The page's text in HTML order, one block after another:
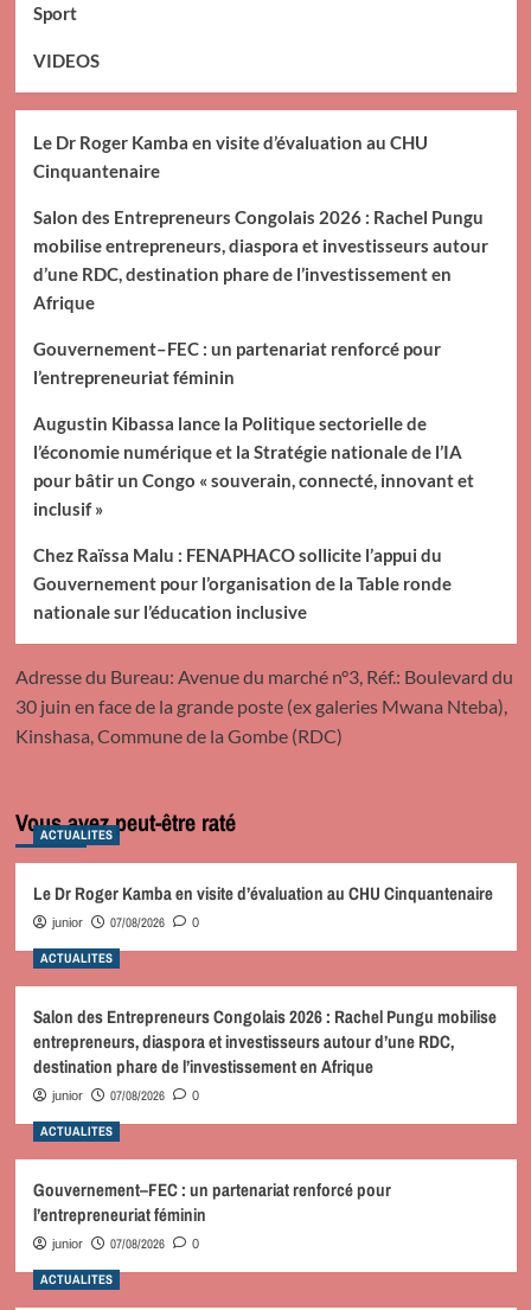
Sport
VIDEOS
Le Dr Roger Kamba en visite d’évaluation au CHU
Cinquantenaire
Salon des Entrepreneurs Congolais 2026 : Rachel Pungu
mobilise entrepreneurs, diaspora et investisseurs autour
d’une RDC, destination phare de l’investissement en
Afrique
Gouvernement–FEC : un partenariat renforcé pour
l’entrepreneuriat féminin
Augustin Kibassa lance la Politique sectorielle de
l’économie numérique et la Stratégie nationale de l’IA
pour bâtir un Congo « souverain, connecté, innovant et
inclusif »
Chez Raïssa Malu : FENAPHACO sollicite l’appui du
Gouvernement pour l’organisation de la Table ronde
nationale sur l’éducation inclusive
Adresse du Bureau: Avenue du marché n°3, Réf.: Boulevard du
30 juin en face de la grande poste (ex galeries Mwana Nteba),
Kinshasa, Commune de la Gombe (RDC)
Vous avez peut-être raté
ACTUALITES
Le Dr Roger Kamba en visite d’évaluation au CHU Cinquantenaire
junior 07/08/2026 0
ACTUALITES
Salon des Entrepreneurs Congolais 2026 : Rachel Pungu mobilise
entrepreneurs, diaspora et investisseurs autour d’une RDC,
destination phare de l’investissement en Afrique
junior 07/08/2026 0
ACTUALITES
Gouvernement–FEC : un partenariat renforcé pour
l’entrepreneuriat féminin
junior 07/08/2026 0
ACTUALITES